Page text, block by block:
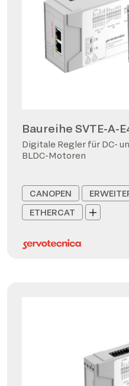
Baureihe SVTE-A-
Digitale Regler für DC-
BLDC-Motoren
CANOPEN
ETHERCAT